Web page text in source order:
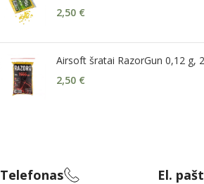
2,50 €
Airsoft šratai RazorGun 0,12 g,
2,50 €
Telefonas El.